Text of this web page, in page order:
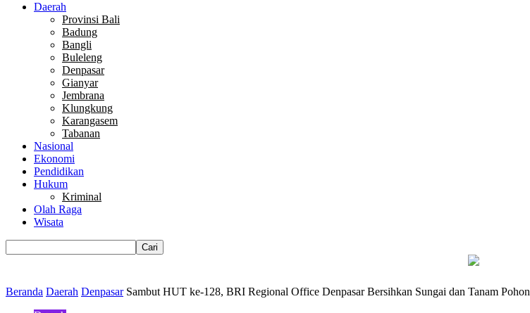
Daerah
Provinsi Bali
Badung
Bangli
Buleleng
Denpasar
Gianyar
Jembrana
Klungkung
Karangasem
Tabanan
Nasional
Ekonomi
Pendidikan
Hukum
Kriminal
Olah Raga
Wisata
Beranda Daerah Denpasar Sambut HUT ke-128, BRI Regional Office Denpasar Bersihkan Sungai dan Tanam Pohon